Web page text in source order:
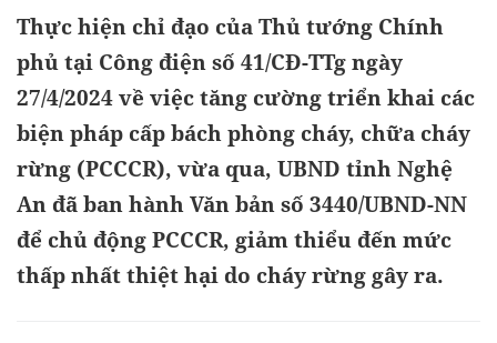
Thực hiện chỉ đạo của Thủ tướng Chính
phủ tại Công điện số 41/CĐ-TTg ngày
27/4/2024 về việc tăng cường triển khai các
biện pháp cấp bách phòng cháy, chữa cháy
rừng (PCCCR), vừa qua, UBND tỉnh Nghệ
An đã ban hành Văn bản số 3440/UBND-NN
để chủ động PCCCR, giảm thiểu đến mức
thấp nhất thiệt hại do cháy rừng gây ra.